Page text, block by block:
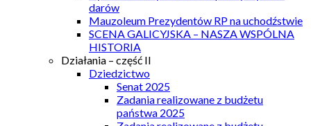
darów
Mauzoleum Prezydentów RP na uchodźstwie
SCENA GALICYJSKA – NASZA WSPÓLNA
HISTORIA
Działania – część II
Dziedzictwo
Senat 2025
Zadania realizowane z budżetu
państwa 2025